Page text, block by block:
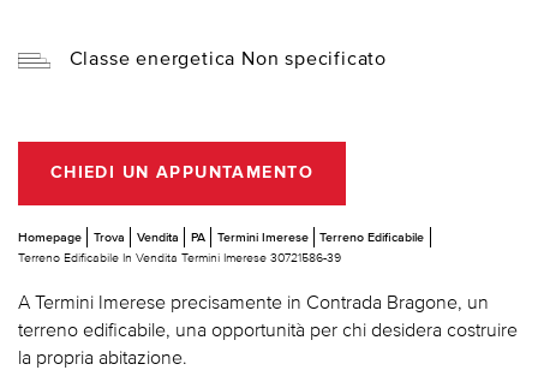
Classe energetica Non specificato
CHIEDI UN APPUNTAMENTO
Homepage Trova Vendita PA Termini Imerese
Terreno Edificabile
Terreno Edificabile In Vendita Termini Imerese 30721586-39
A Termini Imerese precisamente in Contrada Bragone, un
terreno edificabile, una opportunità per chi desidera costruire
la propria abitazione.